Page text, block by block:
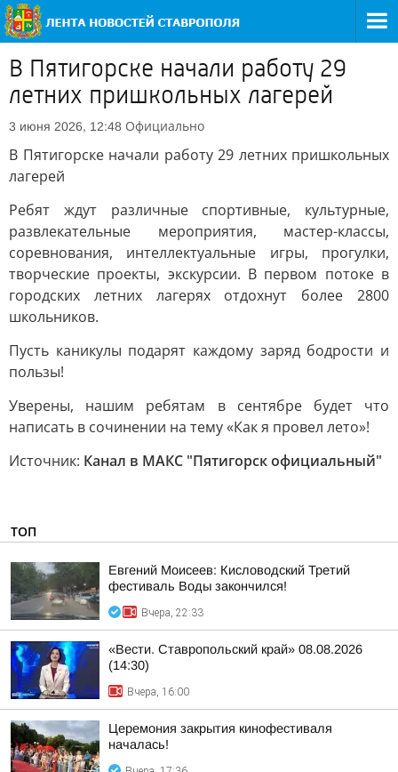
В Пятигорске начали работу 29
летних пришкольных лагерей
3 июня 2026, 12:48 Официально
В Пятигорске начали работу 29 летних пришкольных
лагерей
Ребят ждут различные спортивные, культурные,
развлекательные мероприятия, мастер-классы,
соревнования, интеллектуальные игры, прогулки,
творческие проекты, экскурсии. В первом потоке в
городских летних лагерях отдохнут более 2800
школьников.
Пусть каникулы подарят каждому заряд бодрости и
пользы!
Уверены, нашим ребятам в сентябре будет что
написать в сочинении на тему «Как я провел лето»!
Источник: Канал в МАКС "Пятигорск официальный"
ТОП
Евгений Моисеев: Кисловодский Третий
фестиваль Воды закончился!
Вчера, 22:33
«Вести. Ставропольский край» 08.08.2026
(14:30)
Вчера, 16:00
Церемония закрытия кинофестиваля
началась!